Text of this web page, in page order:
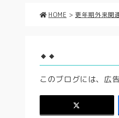
HOME > 更年期外来関
🔸🔸
このブログには、広